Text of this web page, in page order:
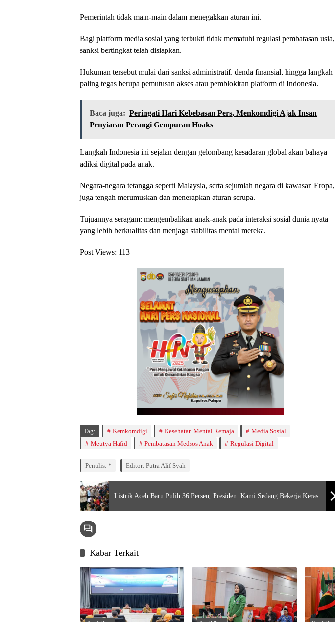
Pemerintah tidak main-main dalam menegakkan aturan ini.
Bagi platform media sosial yang terbukti tidak mematuhi regulasi pembatasan usia,
sanksi bertingkat telah disiapkan.
Hukuman tersebut mulai dari sanksi administratif, denda finansial, hingga langkah
paling tegas berupa pemutusan akses atau pemblokiran platform di Indonesia.
Baca juga: Peringati Hari Kebebasan Pers, Menkomdigi Ajak Insan
Penyiaran Perangi Gempuran Hoaks
Langkah Indonesia ini sejalan dengan gelombang kesadaran global akan bahaya
adiksi digital pada anak.
Negara-negara tetangga seperti Malaysia, serta sejumlah negara di kawasan Eropa,
juga tengah merumuskan dan menerapkan aturan serupa.
Tujuannya seragam: mengembalikan anak-anak pada interaksi sosial dunia nyata
yang lebih berkualitas dan menjaga stabilitas mental mereka.
Post Views: 113
Tag: Kemkomdigi Kesehatan Mental Remaja
Media Sosial
Meutya Hafid
Pembatasan Medsos Anak Regulasi Digital
Penulis: * Editor: Putra Alif Syah
Listrik Aceh Baru Pulih 36 Persen, Presiden: Kami Sedang Bekerja Keras
Kabar Terkait